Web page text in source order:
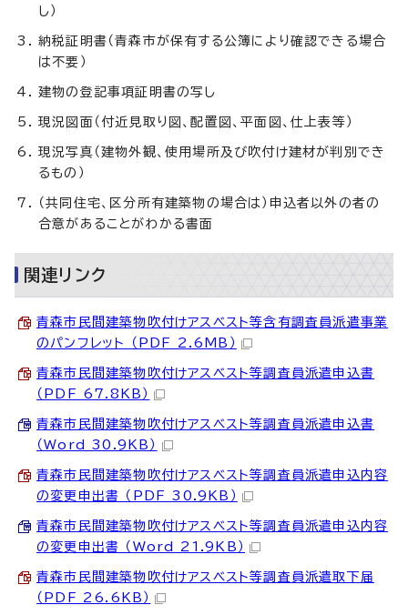
し）
納税証明書（青森市が保有する公簿により確認できる場合
は不要）
建物の登記事項証明書の写し
現況図面（付近見取り図、配置図、平面図、仕上表等）
現況写真（建物外観、使用場所及び吹付け建材が判別でき
るもの）
（共同住宅、区分所有建築物の場合は）申込者以外の者の
合意があることがわかる書面
関連リンク
青森市民間建築物吹付けアスベスト等含有調査員派遣事業
のパンフレット （PDF 2.6MB）
青森市民間建築物吹付けアスベスト等調査員派遣申込書
（PDF 67.8KB）
青森市民間建築物吹付けアスベスト等調査員派遣申込書
（Word 30.9KB）
青森市民間建築物吹付けアスベスト等調査員派遣申込内容
の変更申出書 （PDF 30.9KB）
青森市民間建築物吹付けアスベスト等調査員派遣申込内容
の変更申出書 （Word 21.9KB）
青森市民間建築物吹付けアスベスト等調査員派遣取下届
（PDF 26.6KB）